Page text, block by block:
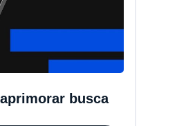
busca